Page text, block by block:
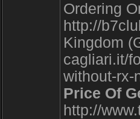
Ordering
http://
Kingdom
cagliari.it/
without-rx-
Price Of
http://